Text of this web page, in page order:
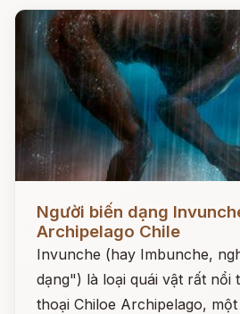
Người biến dạng
Archipelago Chile
Invunche (hay Imbunche,
dạng") là loại quái vật rất nổi
thoại Chiloe Archipelago,